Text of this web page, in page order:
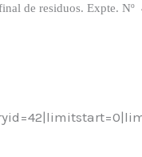
de residuos. Expte. Nº